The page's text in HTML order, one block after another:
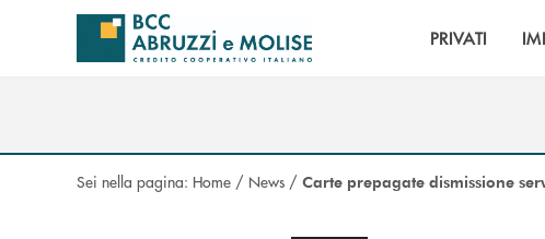
Salta al contenuto principale
PRIVATI
Sei nella pagina: Home / News / Carte prepagate dismissione